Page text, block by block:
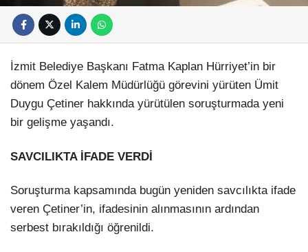
İzmit Belediye Başkanı Fatma Kaplan Hürriyet’in bir
dönem Özel Kalem Müdürlüğü görevini yürüten Ümit
Duygu Çetiner hakkında yürütülen soruşturmada yeni
bir gelişme yaşandı.
SAVCILIKTA İFADE VERDİ
Soruşturma kapsamında bugün yeniden savcılıkta ifade
veren Çetiner’in, ifadesinin alınmasının ardından
serbest bırakıldığı öğrenildi.